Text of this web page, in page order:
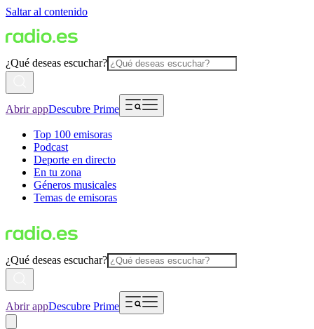
Saltar al contenido
¿Qué deseas escuchar?
Abrir appDescubre Prime
Top 100 emisoras
Podcast
Deporte en directo
En tu zona
Géneros musicales
Temas de emisoras
¿Qué deseas escuchar?
Abrir appDescubre Prime